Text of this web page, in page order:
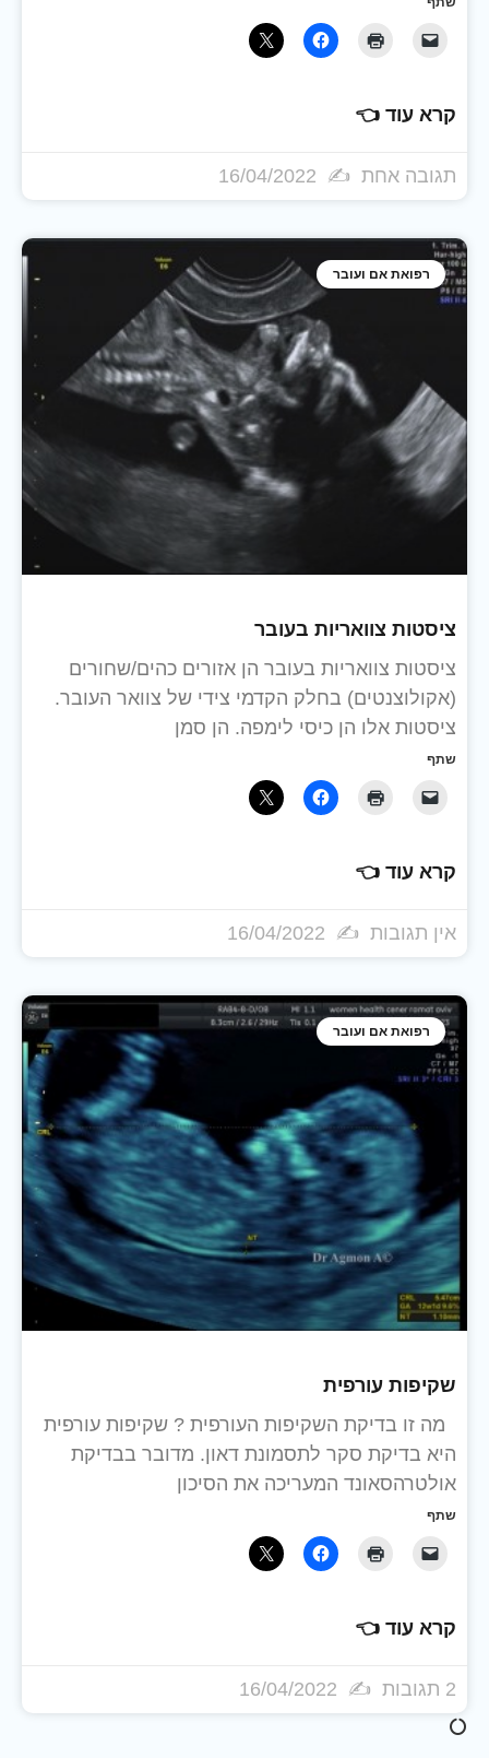
קרא עוד 👈
תגובה אחת
רפואת אם ועובר
ציסטות צוואריות בעובר
ציסטות צוואריות בעובר הן אזורים כהים/שחורים
(אקולוצנטים) בחלק הקדמי צידי של צוואר העובר.
ציסטות אלו הן כיסי לימפה. הן סמן
שתף
קרא עוד 👈
אין תגובות
רפואת אם ועובר
שקיפות עורפית
מה זו בדיקת השקיפות העורפית ? שקיפות עורפית
היא בדיקת סקר לתסמונת דאון. מדובר בבדיקת
אולטרהסאונד המעריכה את הסיכון
שתף
קרא עוד 👈
2 תגובות